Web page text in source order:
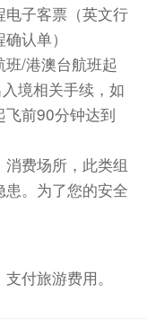
自理
国会山-国会大
子客票（英文行
认单）
/港澳台航班起
境相关手续，如
飞前90分钟达到
费场所，此类组
。为了您的安全
付旅游费用。